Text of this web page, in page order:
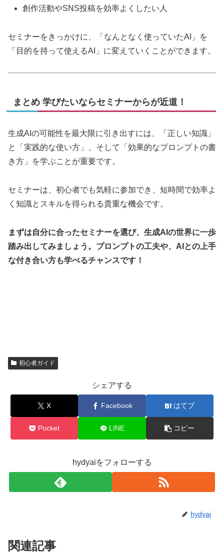
創作活動やSNS投稿を効率よくしたい人
セミナーをきっかけに、「なんとなく使っていたAI」を
「目的を持って使えるAI」に変えていくことができます。
まとめ 学びたいならセミナーからが近道！
生成AIの可能性を最大限に引き出すには、「正しい知識」
と「実践的な使い方」、そして「効果的なプロンプトの書
き方」を学ぶことが重要です。
セミナーは、初心者でも気軽に参加でき、短時間で効率よ
く知識とスキルを得られる貴重な機会です。
まずは自分に合ったセミナーを選び、生成AIの世界に一歩
踏み出してみましょう。プロンプトの工夫や、AIとの上手
な付き合い方も学べるチャンスです！
初心者ガイド
シェアする
X Facebook はてブ
Pocket LINE コピー
hydyaiをフォローする
hydyai
関連記事